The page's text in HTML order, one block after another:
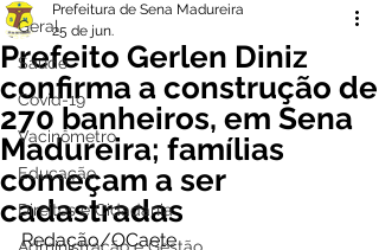
Geral
Saúde
Covid-19
Vacinômetro
Educação
Direitos e Cidadania
Prefeito Gerlen Diniz
confirma a construção de
270 banheiros, em Sena
Madureira; famílias
começam a ser
cadastradas
Prefeitura de Sena Madureira
25 de jun.
Redação/OCaete